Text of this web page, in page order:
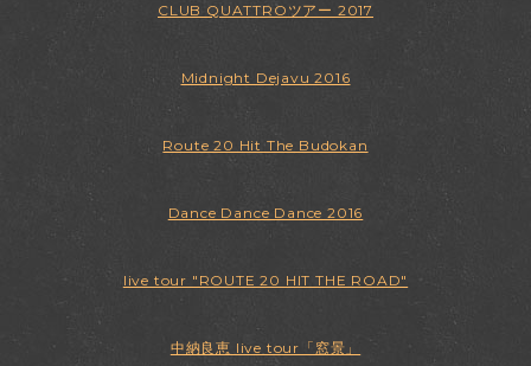
CLUB QUATTROツアー 2017
Midnight Dejavu 2016
Route 20 Hit The Budokan
Dance Dance Dance 2016
live tour "ROUTE 20 HIT THE ROAD"
中納良恵 live tour「窓景」